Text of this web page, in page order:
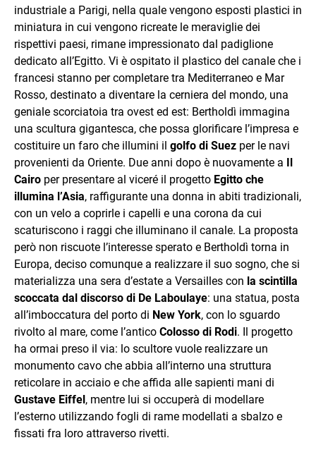
industriale a Parigi, nella quale vengono esposti plastici in
miniatura in cui vengono ricreate le meraviglie dei
rispettivi paesi, rimane impressionato dal padiglione
dedicato all’Egitto. Vi è ospitato il plastico del canale che i
francesi stanno per completare tra Mediterraneo e Mar
Rosso, destinato a diventare la cerniera del mondo, una
geniale scorciatoia tra ovest ed est: Bertholdì immagina
una scultura gigantesca, che possa glorificare l’impresa e
costituire un faro che illumini il golfo di Suez per le navi
provenienti da Oriente. Due anni dopo è nuovamente a Il
Cairo per presentare al viceré il progetto Egitto che
illumina l’Asia, raffigurante una donna in abiti tradizionali,
con un velo a coprirle i capelli e una corona da cui
scaturiscono i raggi che illuminano il canale. La proposta
però non riscuote l’interesse sperato e Bertholdì torna in
Europa, deciso comunque a realizzare il suo sogno, che si
materializza una sera d’estate a Versailles con la scintilla
scoccata dal discorso di De Laboulaye: una statua, posta
all’imboccatura del porto di New York, con lo sguardo
rivolto al mare, come l’antico Colosso di Rodi. Il progetto
ha ormai preso il via: lo scultore vuole realizzare un
monumento cavo che abbia all’interno una struttura
reticolare in acciaio e che affida alle sapienti mani di
Gustave Eiffel, mentre lui si occuperà di modellare
l’esterno utilizzando fogli di rame modellati a sbalzo e
fissati fra loro attraverso rivetti.